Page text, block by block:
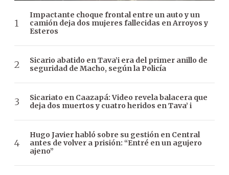
Impactante choque frontal entre un auto y un
camión deja dos mujeres fallecidas en Arroyos y
Esteros
Sicario abatido en Tava’i era del primer anillo de
seguridad de Macho, según la Policía
Sicariato en Caazapá: Video revela balacera que
deja dos muertos y cuatro heridos en Tava’ i
Hugo Javier habló sobre su gestión en Central
antes de volver a prisión: “Entré en un agujero
ajeno”